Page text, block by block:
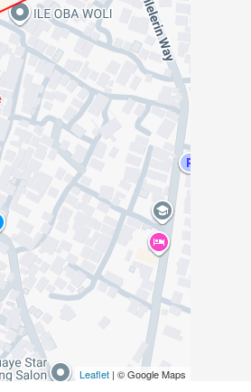
Leaflet| © Google Maps